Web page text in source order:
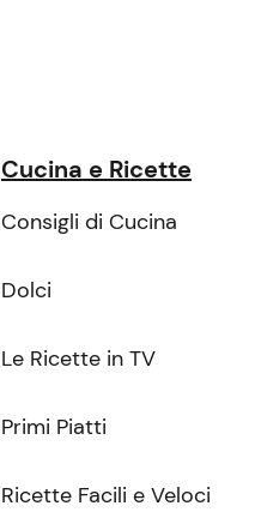
Cucina e Ricette
Consigli di Cucina
Dolci
Le Ricette in TV
Primi Piatti
Ricette Facili e Veloci